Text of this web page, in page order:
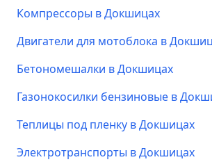
Компрессоры в Докшицах
Двигатели для мотоблока в
Бетономешалки в Докшицах
Газонокосилки бензиновые в
Теплицы под пленку в Докшицах
Электротранспорты в Докшицах